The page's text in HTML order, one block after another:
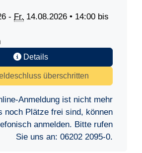
- Fr. 14.08.2026 • 14:00 bis
Details
überschritten
Anmeldung ist nicht mehr
noch Plätze frei sind, können
anmelden. Bitte rufen
Sie uns an: 06202 2095-0.